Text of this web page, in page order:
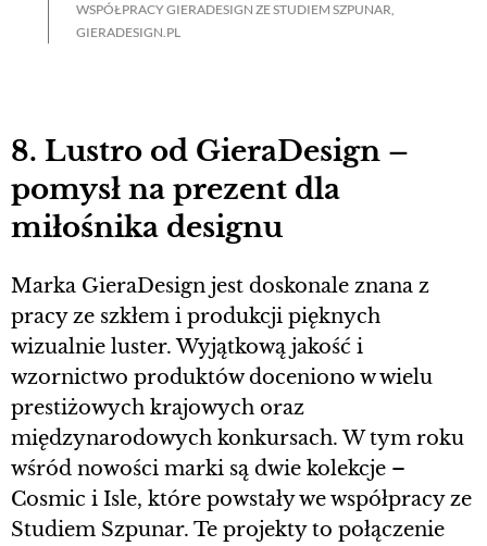
WSPÓŁPRACY GIERADESIGN ZE STUDIEM SZPUNAR,
GIERADESIGN.PL
8. Lustro od GieraDesign –
pomysł na prezent dla
miłośnika designu
Marka GieraDesign jest doskonale znana z
pracy ze szkłem i produkcji pięknych
wizualnie luster. Wyjątkową jakość i
wzornictwo produktów doceniono w wielu
prestiżowych krajowych oraz
międzynarodowych konkursach. W tym roku
wśród nowości marki są dwie kolekcje –
Cosmic i Isle, które powstały we współpracy ze
Studiem Szpunar. Te projekty to połączenie